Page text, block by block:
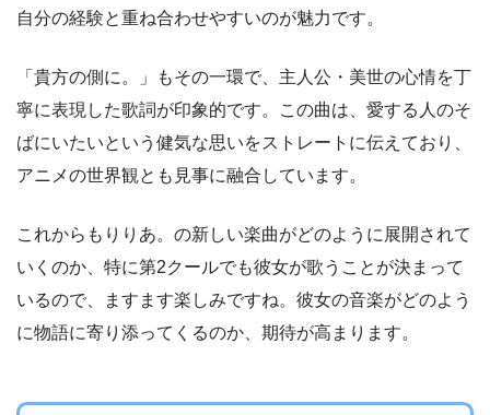
自分の経験と重ね合わせやすいのが魅力です。
「貴方の側に。」もその一環で、主人公・美世の心情を丁
寧に表現した歌詞が印象的です。この曲は、愛する人のそ
ばにいたいという健気な思いをストレートに伝えており、
アニメの世界観とも見事に融合しています。
これからもりりあ。の新しい楽曲がどのように展開されて
いくのか、特に第2クールでも彼女が歌うことが決まって
いるので、ますます楽しみですね。彼女の音楽がどのよう
に物語に寄り添ってくるのか、期待が高まります。